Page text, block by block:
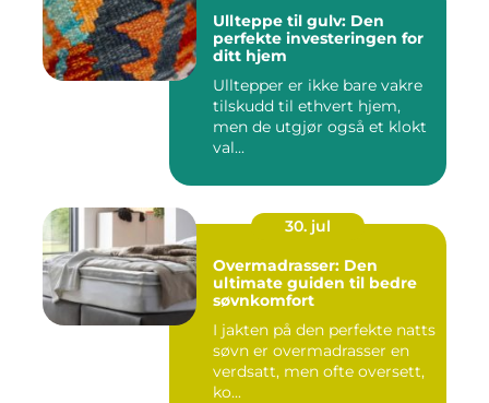
Ullteppe til gulv: Den
perfekte investeringen for
ditt hjem
Ulltepper er ikke bare vakre
tilskudd til ethvert hjem,
men de utgjør også et klokt
val...
30. jul
Overmadrasser: Den
ultimate guiden til bedre
søvnkomfort
I jakten på den perfekte natts
søvn er overmadrasser en
verdsatt, men ofte oversett,
ko...